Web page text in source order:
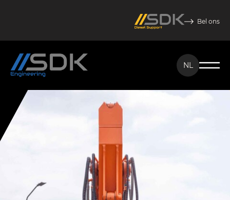
Bel ons
NL